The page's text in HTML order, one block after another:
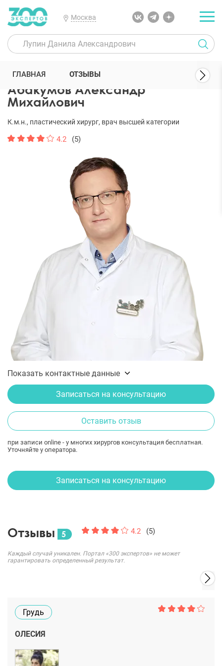
Москва
300 Экспертов Пластические хирурги Абакумов Александр
Абакумов Александр
Михайлович
К.м.н., пластический хирург, врач высшей категории
4.2 (5)
Показать контактные данные
Записаться на консультацию
Оставить отзыв
при записи online - у многих хирургов консультация бесплатная.
Уточняйте у оператора.
ГЛАВНАЯ ОТЗЫВЫ
Записаться на консультацию
Отзывы 5 4.2 (5)
Каждый случай уникален. Портал «300 экспертов» не может
гарантировать определенный результат.
Грудь
ОЛЕСИЯ